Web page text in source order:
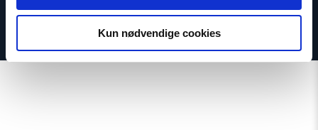
Kun nødvendige cookies